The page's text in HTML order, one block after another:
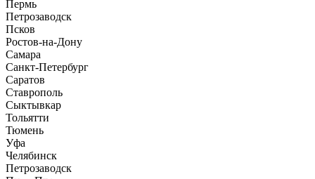
Пермь
Петрозаводск
Псков
Ростов-на-Дону
Самара
Санкт-Петербург
Саратов
Ставрополь
Сыктывкар
Тольятти
Тюмень
Уфа
Челябинск
Петрозаводск